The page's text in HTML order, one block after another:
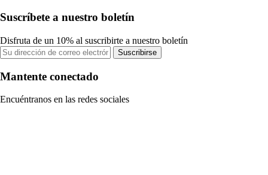
Suscríbete a nuestro boletín
Disfruta de un 10% al suscribirte a nuestro boletín
Suscribirse
Mantente conectado
Encuéntranos en las redes sociales